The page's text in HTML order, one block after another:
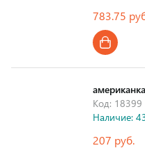
783.75
Код: 18399
Наличие:
207 руб.